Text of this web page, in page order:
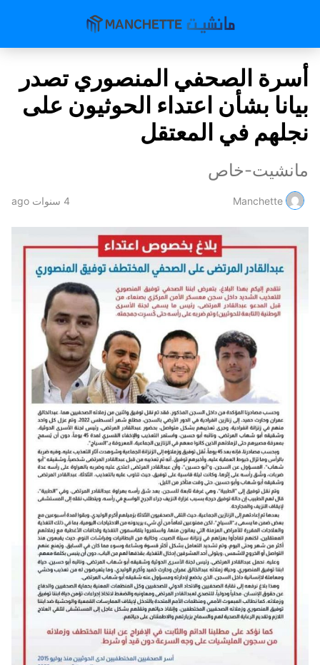
أسرة الصحفي المنصوري تصدر
بيانا بشأن اعتداء الحوثيون على
نجلهم في المعتقل
مانشيت-خاص
Manchette 4 سنوات ago